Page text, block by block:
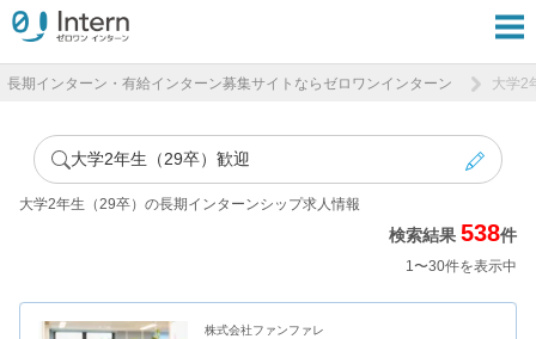
長期インターン・有給インターン募集サイトならゼロワンインターン 大学2
大学2年生（29卒）歓迎
大学2年生（29卒）の長期インターンシップ求人情報
検索結果538件
1〜30件を表示中
株式会社ファンファレ